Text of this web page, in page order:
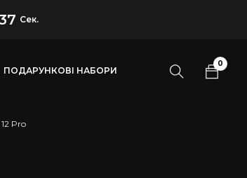
Сек.
ПОДАРУНКОВІ НАБОРИ
0
Pro